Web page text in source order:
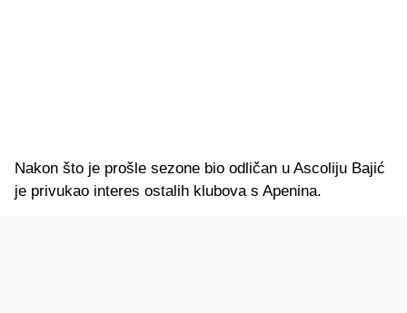
Nakon što je prošle sezone bio odličan u Ascoliju Bajić
je privukao interes ostalih klubova s Apenina.